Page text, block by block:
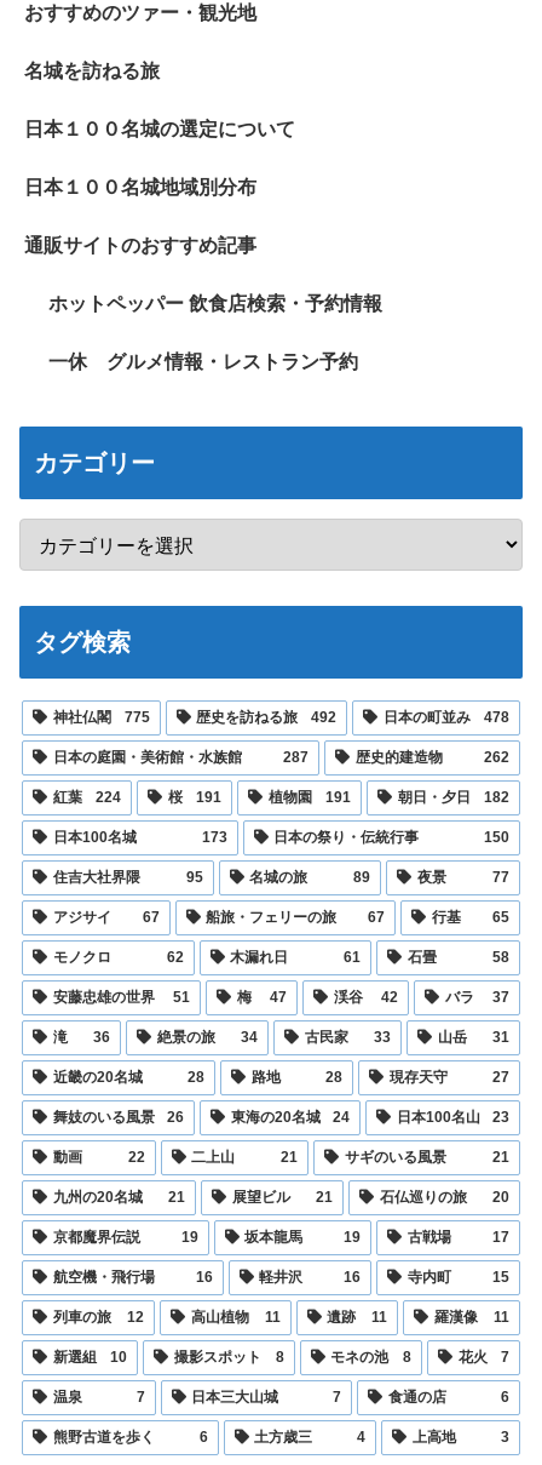
おすすめのツァー・観光地
名城を訪ねる旅
日本１００名城の選定について
日本１００名城地域別分布
通販サイトのおすすめ記事
ホットペッパー 飲食店検索・予約情報
一休 グルメ情報・レストラン予約
カテゴリー
タグ検索
神社仏閣 775 歴史を訪ねる旅 492 日本の町並み 478
日本の庭園・美術館・水族館 287 歴史的建造物 262
紅葉 224 桜 191 植物園 191 朝日・夕日 182
日本100名城 173 日本の祭り・伝統行事 150
住吉大社界隈 95 名城の旅 89 夜景 77
アジサイ 67 船旅・フェリーの旅 67 行基 65
モノクロ 62 木漏れ日 61 石畳 58
安藤忠雄の世界 51 梅 47 渓谷 42 バラ 37
滝 36 絶景の旅 34 古民家 33 山岳 31
近畿の20名城 28 路地 28 現存天守 27
舞妓のいる風景 26 東海の20名城 24 日本100名山 23
動画 22 二上山 21 サギのいる風景 21
九州の20名城 21 展望ビル 21 石仏巡りの旅 20
京都魔界伝説 19 坂本龍馬 19 古戦場 17
航空機・飛行場 16 軽井沢 16 寺内町 15
列車の旅 12 高山植物 11 遺跡 11 羅漢像 11
新選組 10 撮影スポット 8 モネの池 8 花火 7
温泉 7 日本三大山城 7 食通の店 6
熊野古道を歩く 6 土方歳三 4 上高地 3